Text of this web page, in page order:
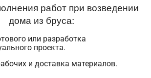
работ при возведении
дома из бруса:
или разработка
проекта.
и доставка материалов.